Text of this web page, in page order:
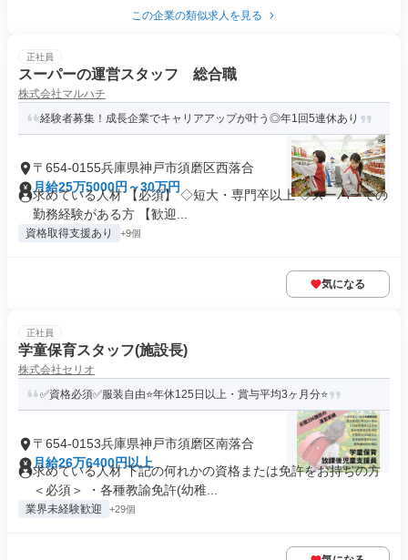
この企業の類似求人を見る
正社員
スーパーの運営スタッフ 総合職
株式会社マルハチ
経験者募集！成長企業でキャリアアップが叶う◎年1回5連休あり
〒654-0155兵庫県神戸市須磨区西落合
月給25万5000円～30万円
求めている人材 【必須】 ◇短大・専門卒以上 ◇スーパーでの
勤務経験がある方 【歓迎...
資格取得支援あり +9個
気になる
正社員
学童保育スタッフ(施設長)
株式会社セリオ
✅資格必須✅服装自由⭐年休125日以上・賞与平均3ヶ月分⭐
〒654-0153兵庫県神戸市須磨区南落合
月給26万6400円以上
求めている人材 下記の何れかの資格または免許をお持ちの方
＜必須＞ ・各種教諭免許(幼稚...
業界未経験歓迎 +29個